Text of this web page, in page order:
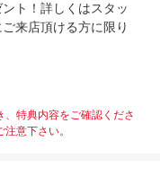
ト！詳しくはスタッ
来店頂ける方に限り
特典内容をご確認くださ
意下さい。